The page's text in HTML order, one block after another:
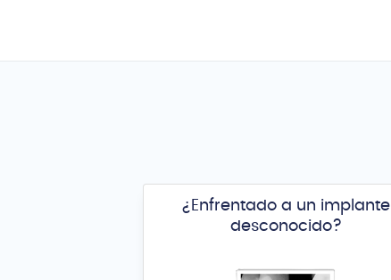
¿Enfrentado a un implante
desconocido?